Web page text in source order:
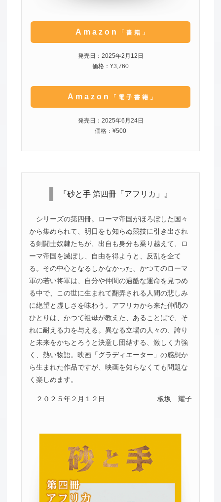
Amazon 「書籍」
発売日：2025年2月12日
価格：¥3,760
Amazon 「電子書籍」
発売日：2025年6月24日
価格：¥500
『砂と手 第四冊「アフリカ」』
シリーズの第四冊。ローマ帝国がほろぼした国々
から集められて、明日をも知らぬ競技に引き出され
る剣闘士奴隷たちが、出自も身分も乗り越えて、ロ
ーマ帝国を滅ぼし、自由を得ようと、反乱を企て
る。その中心となるしかなかった、かつてのローマ
軍の若い将軍は、自分や仲間の過酷な運命を見つめ
る中で、この世に生まれて翻弄される人間の悲しみ
に絶望と虚しさを味わう。アフリカから来た仲間の
ひとりは、かつて祖母が教えた、あることばで、そ
れに耐える力を与える。異なる立場の人々の、誇り
と未来をかちとろうと決意し団結する、激しく力強
く、熱い物語。映画「グラディエーター」の感想か
ら生まれた作品ですが、映画を知らなくても問題な
く楽しめます。
２０２５年２月１２日 板坂 耀子